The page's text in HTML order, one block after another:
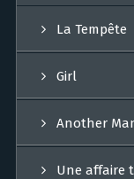
La Tempête
Girl
Another
Une affaire